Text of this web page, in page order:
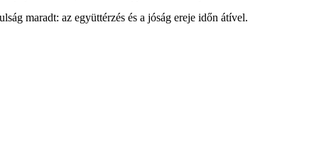
maradt: az együttérzés és a jóság ereje időn átível.